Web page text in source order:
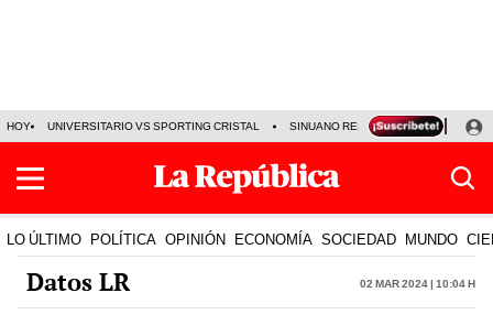
HOY UNIVERSITARIO VS SPORTING CRISTAL SINUANO RESULTADOS HOY
LO ÚLTIMO POLÍTICA OPINIÓN ECONOMÍA SOCIEDAD MUNDO
Datos LR 02 Mar 2024 | 10:04 h